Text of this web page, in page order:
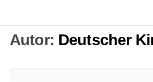
Kaufbeuren
Autor: Deutscher